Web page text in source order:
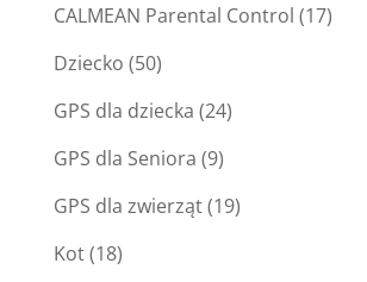
CALMEAN Parental Control (17)
Dziecko (50)
GPS dla dziecka (24)
GPS dla Seniora (9)
GPS dla zwierząt(19)
Kot(18)